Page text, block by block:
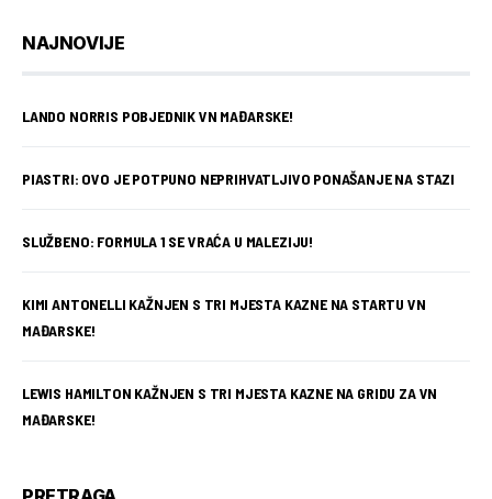
NAJNOVIJE
LANDO NORRIS POBJEDNIK VN MAĐARSKE!
PIASTRI: OVO JE POTPUNO NEPRIHVATLJIVO PONAŠANJE NA STAZI
SLUŽBENO: FORMULA 1 SE VRAĆA U MALEZIJU!
KIMI ANTONELLI KAŽNJEN S TRI MJESTA KAZNE NA STARTU VN
MAĐARSKE!
LEWIS HAMILTON KAŽNJEN S TRI MJESTA KAZNE NA GRIDU ZA VN
MAĐARSKE!